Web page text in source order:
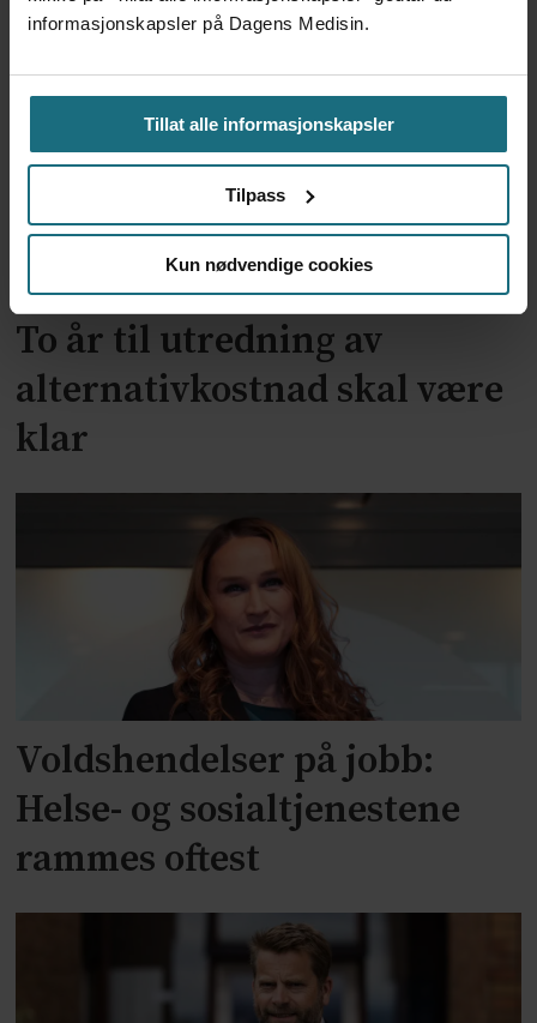
informasjonskapsler på Dagens Medisin.
Tillat alle informasjonskapsler
Tilpass
Kun nødvendige cookies
millionerstatning
To år til utredning av
alternativkostnad skal være
klar
Voldshendelser på jobb:
Helse- og sosialtjenestene
rammes oftest